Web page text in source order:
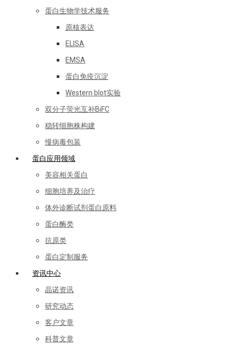
蛋白生物学技术服务
原核表达
ELISA
EMSA
蛋白免疫沉淀
Western blot实验
双分子荧光互补BiFC
稳转细胞株构建
慢病毒包装
蛋白应用领域
美容相关蛋白
细胞培养及治疗
体外诊断试剂蛋白原料
蛋白酶类
抗原类
蛋白定制服务
资讯中心
晶诺资讯
研究动态
客户文章
科普文章